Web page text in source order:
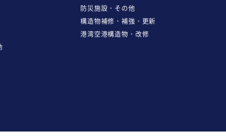
防災施設・その他
構造物補修・補強・更新
港湾空港構造物・改修